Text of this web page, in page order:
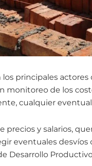
los principales
monitoreo de los
cualquier
precios y salarios,
eventuales desvíos
Desarrollo